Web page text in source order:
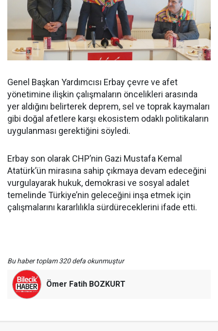
Genel Başkan Yardımcısı Erbay çevre ve afet
yönetimine ilişkin çalışmaların öncelikleri arasında
yer aldığını belirterek deprem, sel ve toprak kaymaları
gibi doğal afetlere karşı ekosistem odaklı politikaların
uygulanması gerektiğini söyledi.
Erbay son olarak CHP’nin Gazi Mustafa Kemal
Atatürk’ün mirasına sahip çıkmaya devam edeceğini
vurgulayarak hukuk, demokrasi ve sosyal adalet
temelinde Türkiye’nin geleceğini inşa etmek için
çalışmalarını kararlılıkla sürdüreceklerini ifade etti.
Bu haber toplam 320 defa okunmuştur
Ömer Fatih BOZKURT